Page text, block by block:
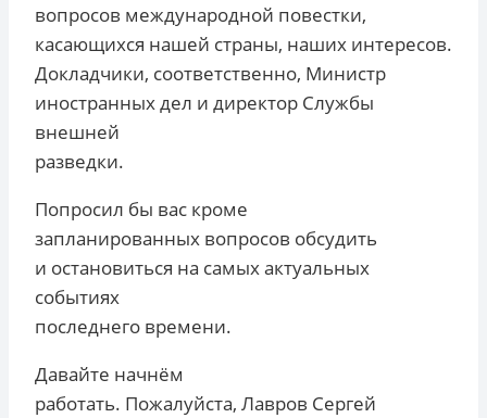
вопросов международной повестки,
касающихся нашей страны, наших интересов.
Докладчики, соответственно, Министр
иностранных дел и директор Службы
внешней
разведки.
Попросил бы вас кроме
запланированных вопросов обсудить
и остановиться на самых актуальных
событиях
последнего времени.
Давайте начнём
работать. Пожалуйста, Лавров Сергей